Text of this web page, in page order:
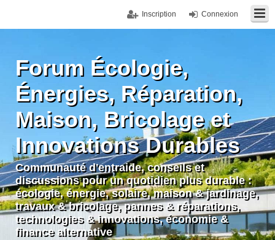
Connexion
Inscription
Forum Écologie,
Énergies, Réparation,
Maison, Bricolage et
Innovations Durables
Communauté d'entraide, conseils et
discussions pour un quotidien plus durable :
écologie, énergie, solaire, maison & jardinage,
travaux & bricolage, pannes & réparations,
technologies & innovations, économie &
finance alternative